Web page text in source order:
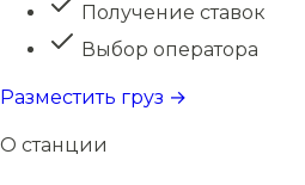
Получение ставок
Выбор оператора
Разместить груз →
О станции